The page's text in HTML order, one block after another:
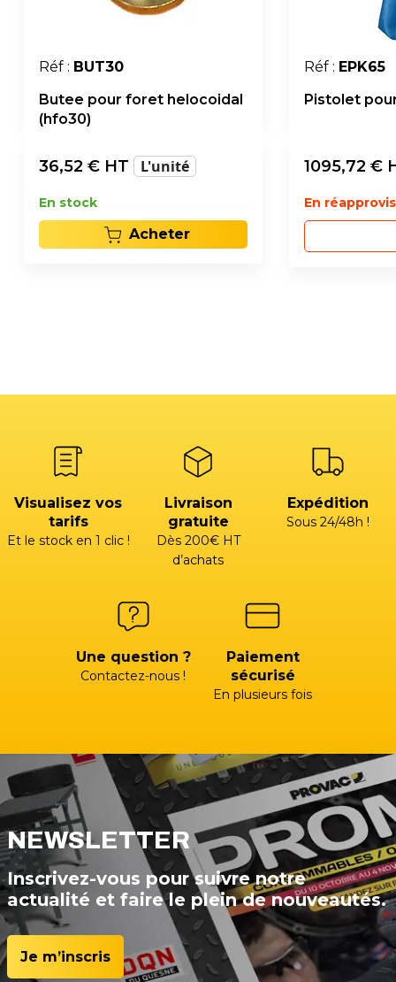
Réf : BUT30
Butee pour foret helocoidal
(hfo30)
36,52 € HT L'unité
En stock
Acheter
Réf : EPK65
Pistolet
1095,72 €
En
Visualisez vos
tarifs
Et le stock en 1 clic !
Livraison
gratuite
Dès 200€ HT
d’achats
Expédition
Sous 24/48h !
Une question ?
Contactez-nous !
Paiement
sécurisé
En plusieurs fois
NEWSLETTER
Inscrivez-vous pour suivre notre
actualité et faire le plein de nouveautés.
Je m’inscris